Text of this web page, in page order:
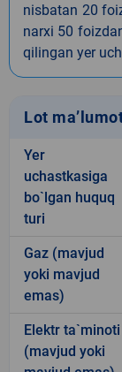
nisbatan 20
narxi 50
qilingan yer
Lot
Yer
uchastkasiga
bo`lgan huquq
turi
Gaz (mavjud
yoki mavjud
emas)
Elektr ta`minoti
(mavjud yoki